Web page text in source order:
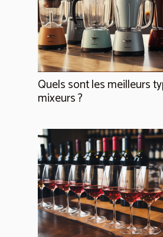
Quels sont les meilleurs
mixeurs ?